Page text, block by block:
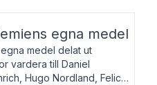
egna medel
medel delat ut
vardera till Daniel
Hugo Nordland, Felicia